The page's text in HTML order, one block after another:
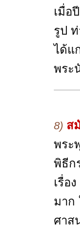
เมื่อ
รูป
ได้แ
พระ
8) ส
พระ
พิธีก
เรื่อ
มาก
ศาส